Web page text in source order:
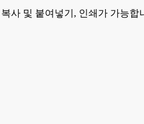
사 및 붙여넣기, 인쇄가 가능